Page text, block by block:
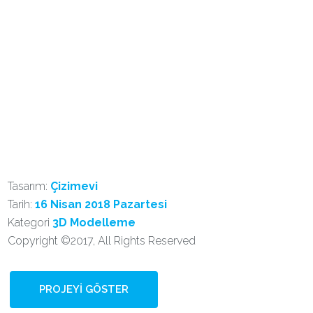
Tasarım: Çizimevi
Tarih: 16 Nisan 2018 Pazartesi
Kategori 3D Modelleme
Copyright ©2017, All Rights Reserved
PROJEYI GÖSTER